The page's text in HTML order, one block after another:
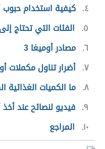
٤ كيفية استخدام حبوب أوميغا
٥
الفئات التي تحتاج إلى
٦ مصادر أوميغا 3
٧ أضرار تناول مكملات
٨ ما الكميات الغذائية
٩ فيديو لنصائح عند أخذ
١٠
المراجع